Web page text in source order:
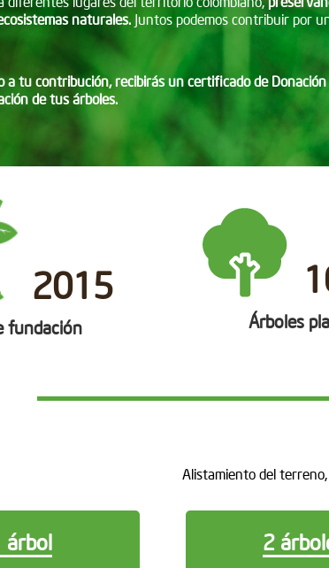
naturales. Juntos podemos contribuir por
a tu contribución, recibirás un certificado de Donación
de tus árboles.
2015
fundación Árboles
Alistamiento del
árbol 2